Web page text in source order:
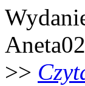
>>